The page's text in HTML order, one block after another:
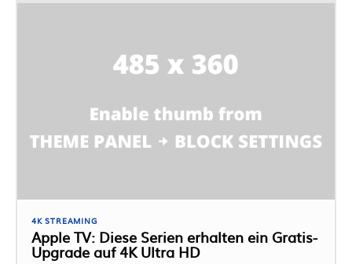
4K STREAMING
Apple TV: Diese Serien erhalten ein Gratis-
Upgrade auf 4K Ultra HD